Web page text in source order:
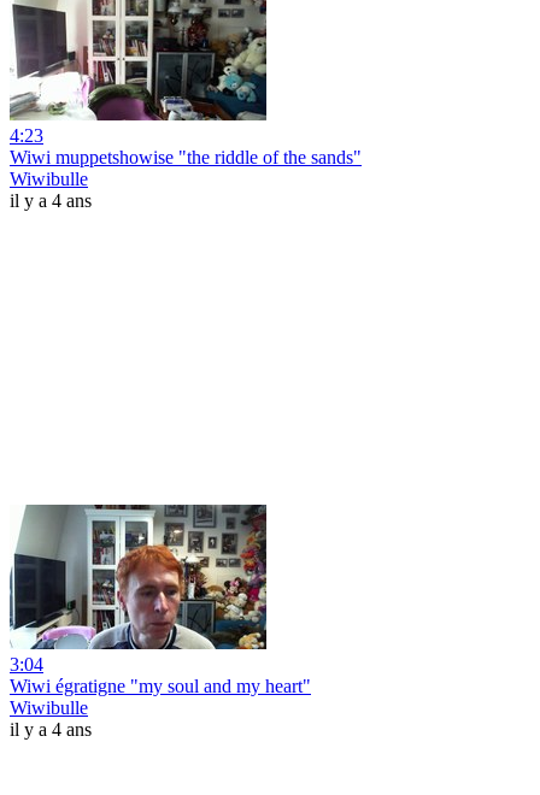
4:23
Wiwi muppetshowise "the riddle of the sands"
Wiwibulle
il y a 4 ans
3:04
Wiwi égratigne "my soul and my heart"
Wiwibulle
il y a 4 ans